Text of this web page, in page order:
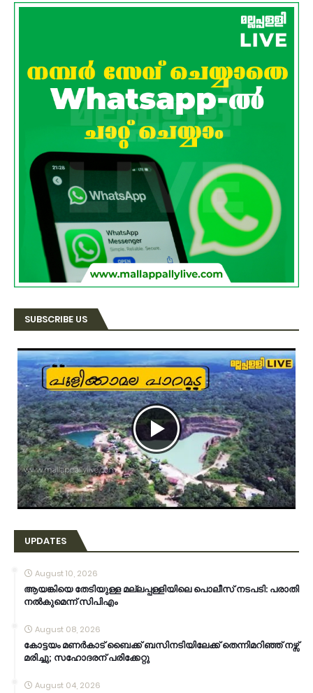
SUBSCRIBE US
UPDATES
August 10, 2026
ആയങ്കിയെ തേടിയുള്ള മല്ലപ്പള്ളിയിലെ പൊലീസ് നടപടി: പരാതി
നൽകുമെന്ന് സിപിഎം
August 08, 2026
കോട്ടയം മണർകാട് ബൈക്ക് ബസിനടിയിലേക്ക് തെന്നിമറിഞ്ഞ് നഴ്സ്
മരിച്ചു; സഹോദരന് പരിക്കേറ്റു
August 04, 2026